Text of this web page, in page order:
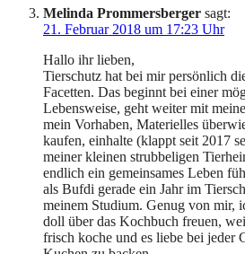
Melinda Prommersberger sagt:
21. Februar 2018 um 17:23 Uhr
Hallo ihr lieben,
Tierschutz hat bei mir persönlich
Facetten. Das beginnt bei einer
Lebensweise, geht weiter mit
mein Vorhaben, Materielles
kaufen, einhalte (klappt seit 2017
meiner kleinen strubbeligen
endlich ein gemeinsames Leben
als Bufdi gerade ein Jahr im
meinem Studium. Genug von mir,
doll über das Kochbuch freuen,
frisch koche und es liebe bei jeder